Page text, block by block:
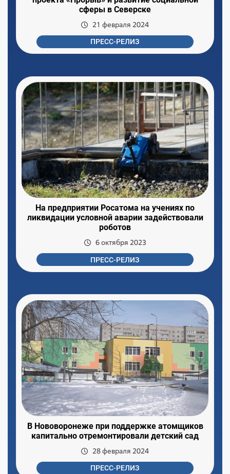
сферы в Северске
21 февраля 2024
ПРЕСС-РЕЛИЗ
На предприятии Росатома на учениях по
ликвидации условной аварии задействовали
роботов
6 октября 2023
ПРЕСС-РЕЛИЗ
В Нововоронеже при поддержке атомщиков
капитально отремонтировали детский сад
28 февраля 2024
ПРЕСС-РЕЛИЗ